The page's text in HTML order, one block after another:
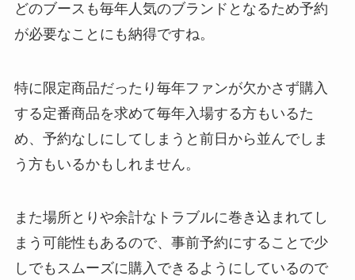
どのブースも毎年人気のブランドとなるため予約
が必要なことにも納得ですね。
特に限定商品だったり毎年ファンが欠かさず購入
する定番商品を求めて毎年入場する方もいるた
め、予約なしにしてしまうと前日から並んでしま
う方もいるかもしれません。
また場所とりや余計なトラブルに巻き込まれてし
まう可能性もあるので、事前予約にすることで少
しでもスムーズに購入できるようにしているので